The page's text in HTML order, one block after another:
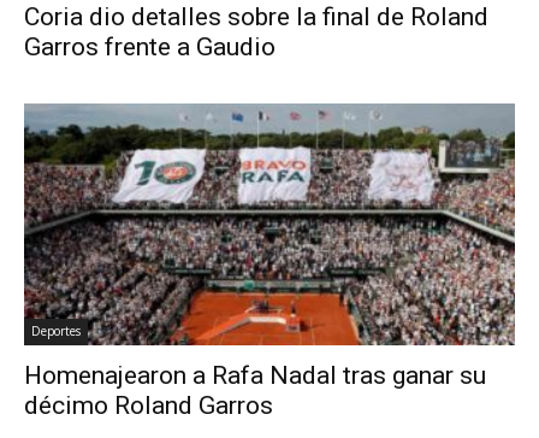
Coria dio detalles sobre la final de Roland
Garros frente a Gaudio
Deportes
Homenajearon a Rafa Nadal tras ganar su
décimo Roland Garros